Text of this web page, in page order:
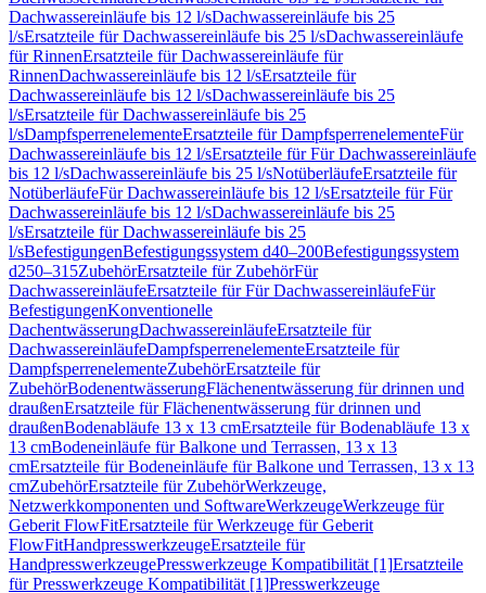
Dachwassereinläufe bis 12 l/sDachwassereinläufe bis 25
l/sErsatzteile für Dachwassereinläufe bis 25 l/sDachwassereinläufe
für RinnenErsatzteile für Dachwassereinläufe für
RinnenDachwassereinläufe bis 12 l/sErsatzteile für
Dachwassereinläufe bis 12 l/sDachwassereinläufe bis 25
l/sErsatzteile für Dachwassereinläufe bis 25
l/sDampfsperrenelementeErsatzteile für DampfsperrenelementeFür
Dachwassereinläufe bis 12 l/sErsatzteile für Für Dachwassereinläufe
bis 12 l/sDachwassereinläufe bis 25 l/sNotüberläufeErsatzteile für
NotüberläufeFür Dachwassereinläufe bis 12 l/sErsatzteile für Für
Dachwassereinläufe bis 12 l/sDachwassereinläufe bis 25
l/sErsatzteile für Dachwassereinläufe bis 25
l/sBefestigungenBefestigungssystem d40–200Befestigungssystem
d250–315ZubehörErsatzteile für ZubehörFür
DachwassereinläufeErsatzteile für Für DachwassereinläufeFür
BefestigungenKonventionelle
DachentwässerungDachwassereinläufeErsatzteile für
DachwassereinläufeDampfsperrenelementeErsatzteile für
DampfsperrenelementeZubehörErsatzteile für
ZubehörBodenentwässerungFlächenentwässerung für drinnen und
draußenErsatzteile für Flächenentwässerung für drinnen und
draußenBodenabläufe 13 x 13 cmErsatzteile für Bodenabläufe 13 x
13 cmBodeneinläufe für Balkone und Terrassen, 13 x 13
cmErsatzteile für Bodeneinläufe für Balkone und Terrassen, 13 x 13
cmZubehörErsatzteile für ZubehörWerkzeuge,
Netzwerkkomponenten und SoftwareWerkzeugeWerkzeuge für
Geberit FlowFitErsatzteile für Werkzeuge für Geberit
FlowFitHandpresswerkzeugeErsatzteile für
HandpresswerkzeugePresswerkzeuge Kompatibilität [1]Ersatzteile
für Presswerkzeuge Kompatibilität [1]Presswerkzeuge